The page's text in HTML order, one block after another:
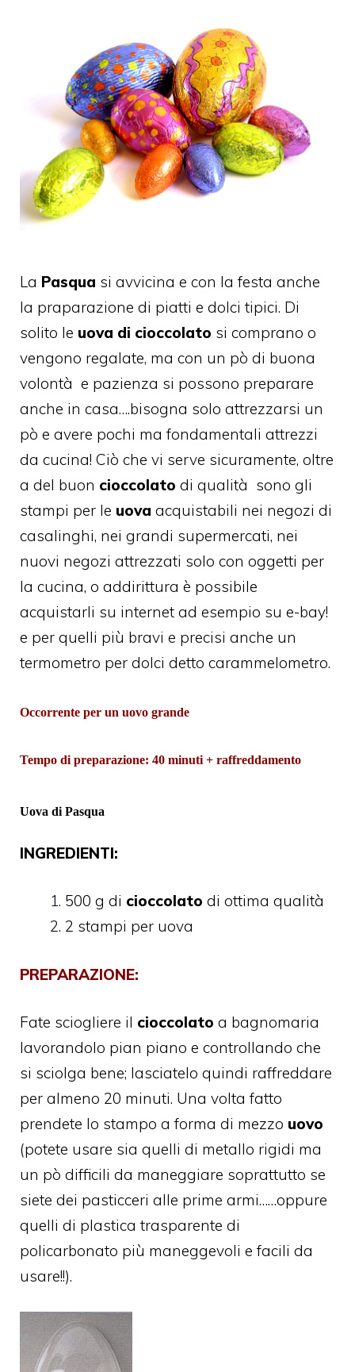
La Pasqua si avvicina e con la festa anche
la praparazione di piatti e dolci tipici. Di
solito le uova di cioccolato si comprano o
vengono regalate, ma con un pò di buona
volontà e pazienza si possono preparare
anche in casa….bisogna solo attrezzarsi un
pò e avere pochi ma fondamentali attrezzi
da cucina! Ciò che vi serve sicuramente, oltre
a del buon cioccolato di qualità sono gli
stampi per le uova acquistabili nei negozi di
casalinghi, nei grandi supermercati, nei
nuovi negozi attrezzati solo con oggetti per
la cucina, o addirittura è possibile
acquistarli su internet ad esempio su e-bay!
e per quelli più bravi e precisi anche un
termometro per dolci detto carammelometro.
Occorrente per un uovo grande
Tempo di preparazione: 40 minuti + raffreddamento
Uova di Pasqua
INGREDIENTI:
500 g di cioccolato di ottima qualità
2 stampi per uova
PREPARAZIONE:
Fate sciogliere il cioccolato a bagnomaria
lavorandolo pian piano e controllando che
si sciolga bene; lasciatelo quindi raffreddare
per almeno 20 minuti. Una volta fatto
prendete lo stampo a forma di mezzo uovo
(potete usare sia quelli di metallo rigidi ma
un pò difficili da maneggiare soprattutto se
siete dei pasticceri alle prime armi……oppure
quelli di plastica trasparente di
policarbonato più maneggevoli e facili da
usare!!).